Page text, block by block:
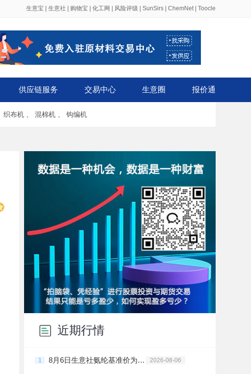
生意宝 生意社 购物宝 化工网 风险评级 SunSirs ChemNet| Toocle
供应链服务 交易中心 生意圈 报价通
织布机 混棉机 钩编机
近期行情
1 8月6日生意社氨纶基准价为29666.67元/吨 2026-08-06